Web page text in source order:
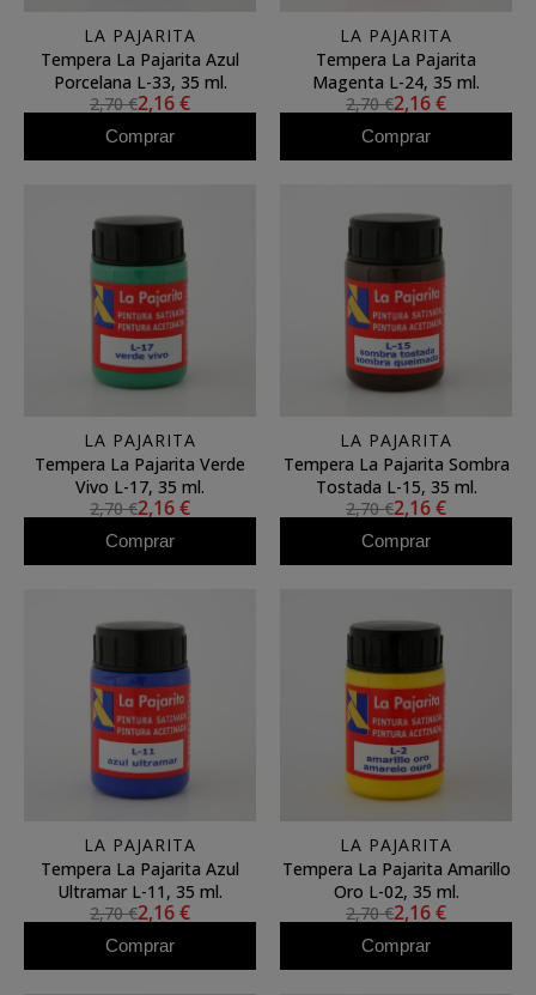
LA PAJARITA
Tempera La Pajarita Azul
Porcelana L-33, 35 ml.
2,70 €2,16 €
Comprar
LA PAJARITA
Tempera La Pajarita
Magenta L-24, 35 ml.
2,70 €2,16 €
Comprar
LA PAJARITA
Tempera La Pajarita Verde
Vivo L-17, 35 ml.
2,70 €2,16 €
Comprar
LA PAJARITA
Tempera La Pajarita Sombra
Tostada L-15, 35 ml.
2,70 €2,16 €
Comprar
LA PAJARITA
Tempera La Pajarita Azul
Ultramar L-11, 35 ml.
2,70 €2,16 €
Comprar
LA PAJARITA
Tempera La Pajarita Amarillo
Oro L-02, 35 ml.
2,70 €2,16 €
Comprar